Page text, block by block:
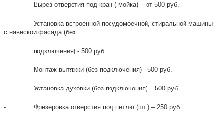
- Вырез отверстия под кран ( мойка) - от 500 руб.
- Установка встроенной посудомоечной, стиральной машины
с навеской фасада (без
подключения) - 500 руб.
- Монтаж вытяжки (без подключения) - 500 руб.
- Установка духовки (без подключения) – 500 руб.
- Фрезеровка отверстия под петлю (шт.) – 250 руб.